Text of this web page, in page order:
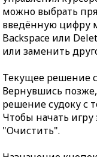
можно выбрать
введённую цифру
Backspace или
или заменить
Текущее решение
Вернувшись
решение судоку с
Чтобы начать
"Очистить".